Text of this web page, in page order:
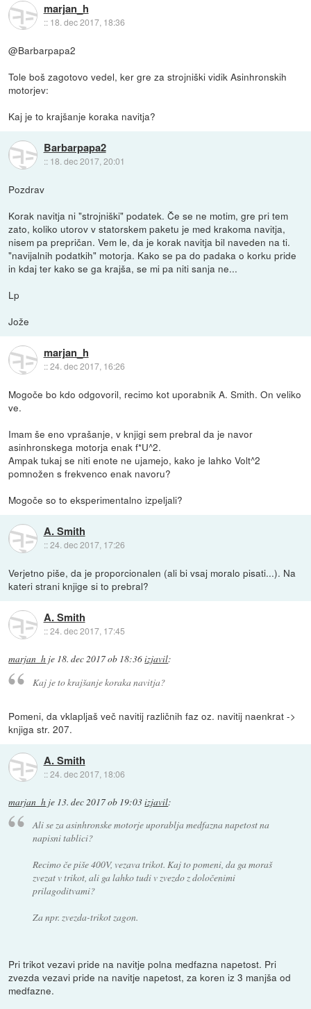
marjan_h
:: 18. dec 2017, 18:36
@Barbarpapa2
Tole boš zagotovo vedel, ker gre za strojniški vidik Asinhronskih
motorjev:
Kaj je to krajšanje koraka navitja?
Barbarpapa2
:: 18. dec 2017, 20:01
Pozdrav
Korak navitja ni "strojniški" podatek. Če se ne motim, gre pri tem
zato, koliko utorov v statorskem paketu je med krakoma navitja,
nisem pa prepričan. Vem le, da je korak navitja bil naveden na ti.
"navijalnih podatkih" motorja. Kako se pa do padaka o korku pride
in kdaj ter kako se ga krajša, se mi pa niti sanja ne...
Lp
Jože
marjan_h
::24. dec 2017, 16:26
Mogoče bo kdo odgovoril, recimo kot uporabnik A. Smith. On veliko
ve.
Imam še eno vprašanje, v knjigi sem prebral da je navor
asinhronskega motorja enak f*U^2.
Ampak tukaj se niti enote ne ujamejo, kako je lahko Volt^2
pomnožen s frekvenco enak navoru?
Mogoče so to eksperimentalno izpeljali?
A. Smith
::24. dec 2017, 17:26
Verjetno piše, da je proporcionalen (ali bi vsaj moralo pisati...). Na
kateri strani knjige si to prebral?
A. Smith
::24. dec 2017, 17:45
marjan_h je 18. dec 2017 ob 18:36izjavil:
Kaj je to krajšanje koraka navitja?
Pomeni, da vklapljaš več navitij različnih faz oz. navitij naenkrat ->
knjiga str. 207.
A. Smith
::24. dec 2017, 18:06
marjan_h je 13. dec 2017 ob 19:03izjavil:
Ali se za asinhronske motorje uporablja medfazna napetost na
napisni tablici?
Recimo če piše 400V, vezava trikot. Kaj to pomeni, da ga moraš
zvezat v trikot, ali ga lahko tudi v zvezdo z določenimi
prilagoditvami?
Za npr. zvezda-trikot zagon.
Pri trikot vezavi pride na navitje polna medfazna napetost. Pri
zvezda vezavi pride na navitje napetost, za koren iz 3 manjša od
medfazne.